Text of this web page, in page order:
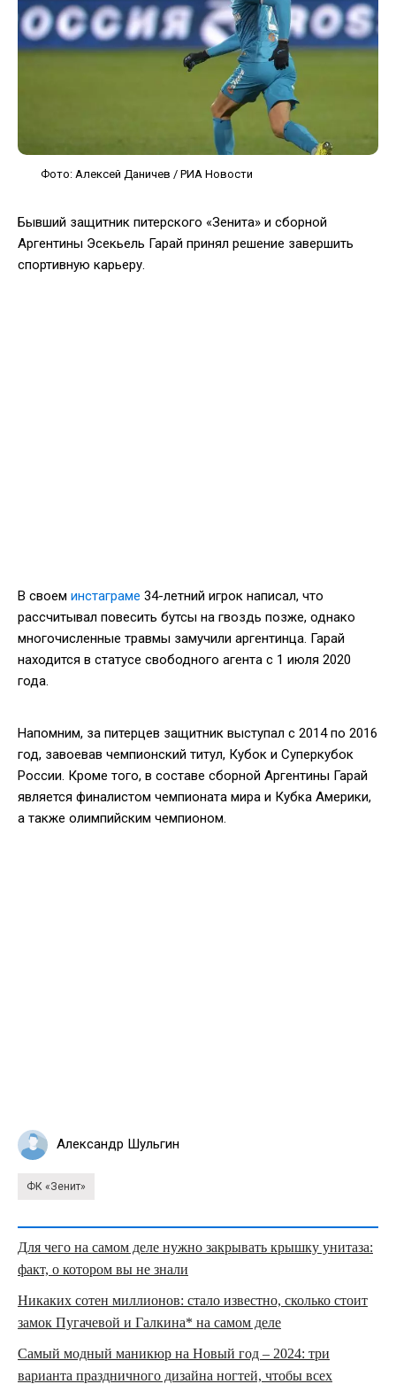
Фото: Алексей Даничев / РИА Новости
Бывший защитник питерского «Зенита» и сборной
Аргентины Эсекьель Гарай принял решение завершить
спортивную карьеру.
В своем инстаграме 34-летний игрок написал, что
рассчитывал повесить бутсы на гвоздь позже, однако
многочисленные травмы замучили аргентинца. Гарай
находится в статусе свободного агента с 1 июля 2020
года.
Напомним, за питерцев защитник выступал с 2014 по 2016
год, завоевав чемпионский титул, Кубок и Суперкубок
России. Кроме того, в составе сборной Аргентины Гарай
является финалистом чемпионата мира и Кубка Америки,
а также олимпийским чемпионом.
Александр Шульгин
ФК «Зенит»
Для чего на самом деле нужно закрывать крышку унитаза:
факт, о котором вы не знали
Никаких сотен миллионов: стало известно, сколько стоит
замок Пугачевой и Галкина* на самом деле
Самый модный маникюр на Новый год – 2024: три
варианта праздничного дизайна ногтей, чтобы всех